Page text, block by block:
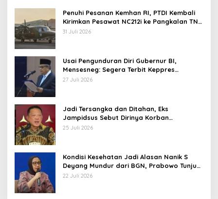
Penuhi Pesanan Kemhan RI, PTDI Kembali
Kirimkan Pesawat NC212i ke Pangkalan TNI
AU
31 Juli 2026
Usai Pengunduran Diri Gubernur BI,
Mensesneg: Segera Terbit Keppres
Pemberhentian dengan Hormat
27 Juli 2026
Jadi Tersangka dan Ditahan, Eks
Jampidsus Sebut Dirinya Korban
Kriminalisasi
25 Juli 2026
Kondisi Kesehatan Jadi Alasan Nanik S
Deyang Mundur dari BGN, Prabowo Tunjuk
Wamentan Sudaryono
22 Juli 2026